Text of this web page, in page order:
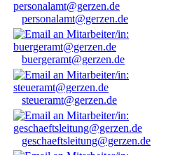
personalamt@gerzen.de
buergeramt@gerzen.de
steueramt@gerzen.de
geschaeftsleitung@gerzen.de